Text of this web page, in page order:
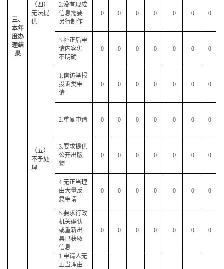
三、
本年
度办
理结
果
（四）
无法提
供
2.没有现成
信息需要
另行制作
0 0 0 0 0 0 0
3.补正后申
请内容仍
不明确
0 0 0 0 0 0 0
（五）
不予处
理
1.信访举报
投诉类申
请
0 0 0 0 0 0 0
2.重复申请 0 0 0 0 0 0 0
3.要求提供
公开出版
物
0 0 0 0 0 0 0
4.无正当理
由大量反
复申请
0 0 0 0 0 0 0
5.要求行政
机关确认
或重新出
具已获取
信息
0 0 0 0 0 0 0
1.申请人无
正当理由